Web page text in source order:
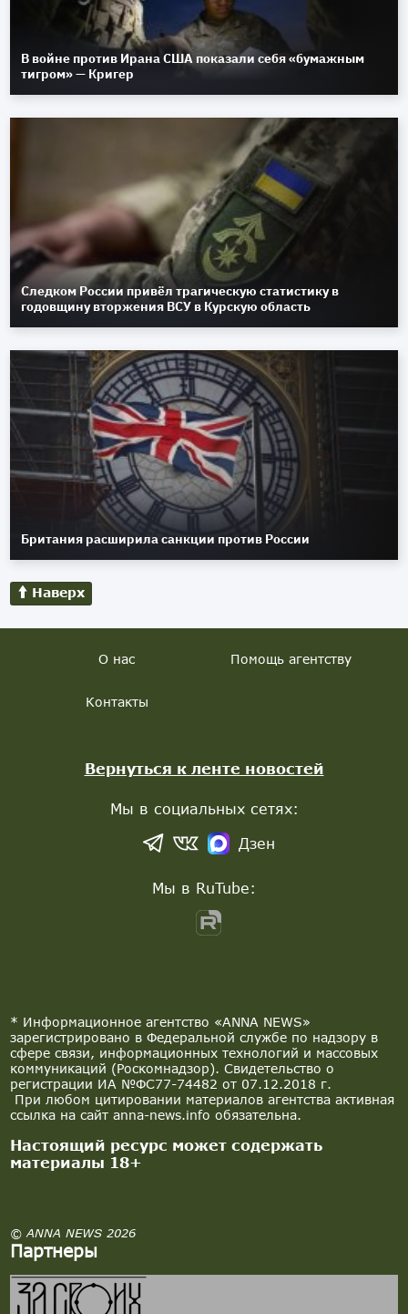
В войне против Ирана США показали себя «бумажным
тигром» — Кригер
Следком России привёл трагическую статистику в
годовщину вторжения ВСУ в Курскую область
Британия расширила санкции против России
Наверх
* Информационное агентство «ANNA NEWS»
зарегистрировано в Федеральной службе по надзору в
сфере связи, информационных технологий и массовых
коммуникаций (Роскомнадзор). Свидетельство о
регистрации ИА №ФС77-74482 от 07.12.2018 г.
При любом цитировании материалов агентства активная
ссылка на сайт anna-news.info обязательна.
Настоящий ресурс может содержать
материалы 18+
© ANNA NEWS 2026
Партнеры
О нас Помощь агентству
Контакты
Вернуться к ленте новостей
Мы в социальных сетях:
Дзен
Мы в RuTube: